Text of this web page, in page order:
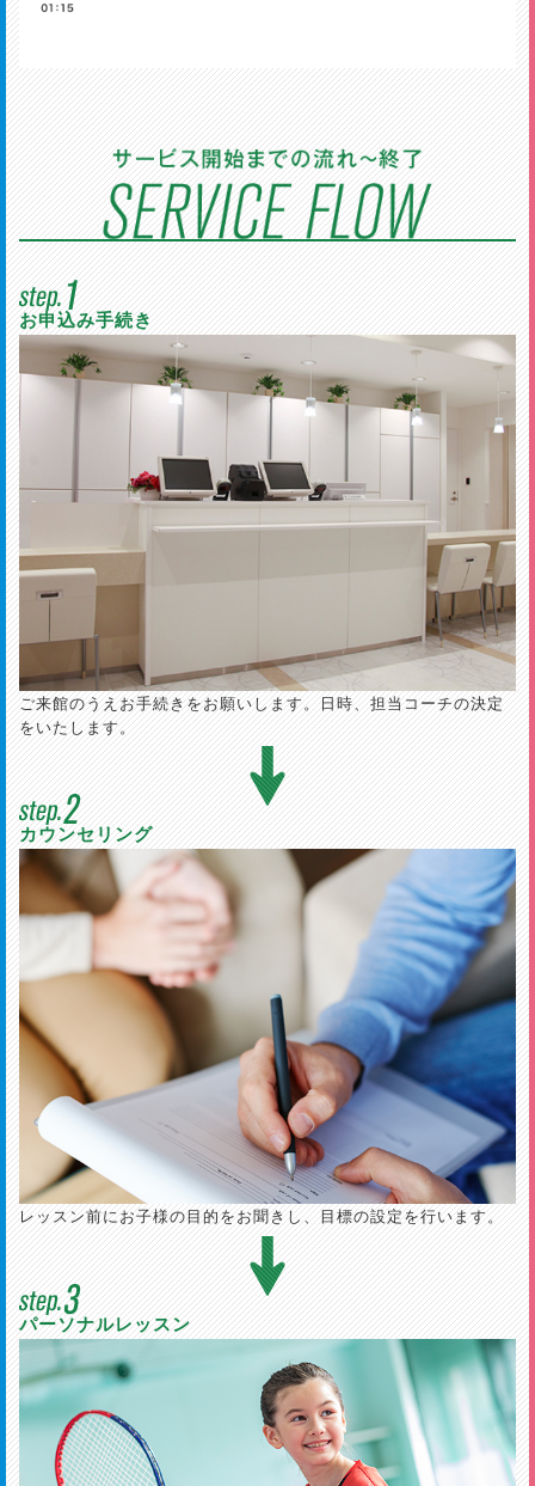
お申込み手続き
ご来館のうえお手続きをお願いします。日時、担当コーチの決定
をいたします。
カウンセリング
レッスン前にお子様の目的をお聞きし、目標の設定を行います。
パーソナルレッスン